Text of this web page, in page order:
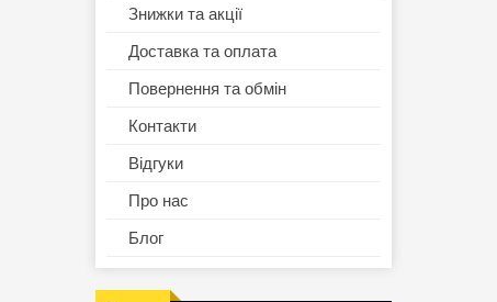
Знижки та акції
Доставка та оплата
Повернення та обмін
Контакти
Відгуки
Про нас
Блог